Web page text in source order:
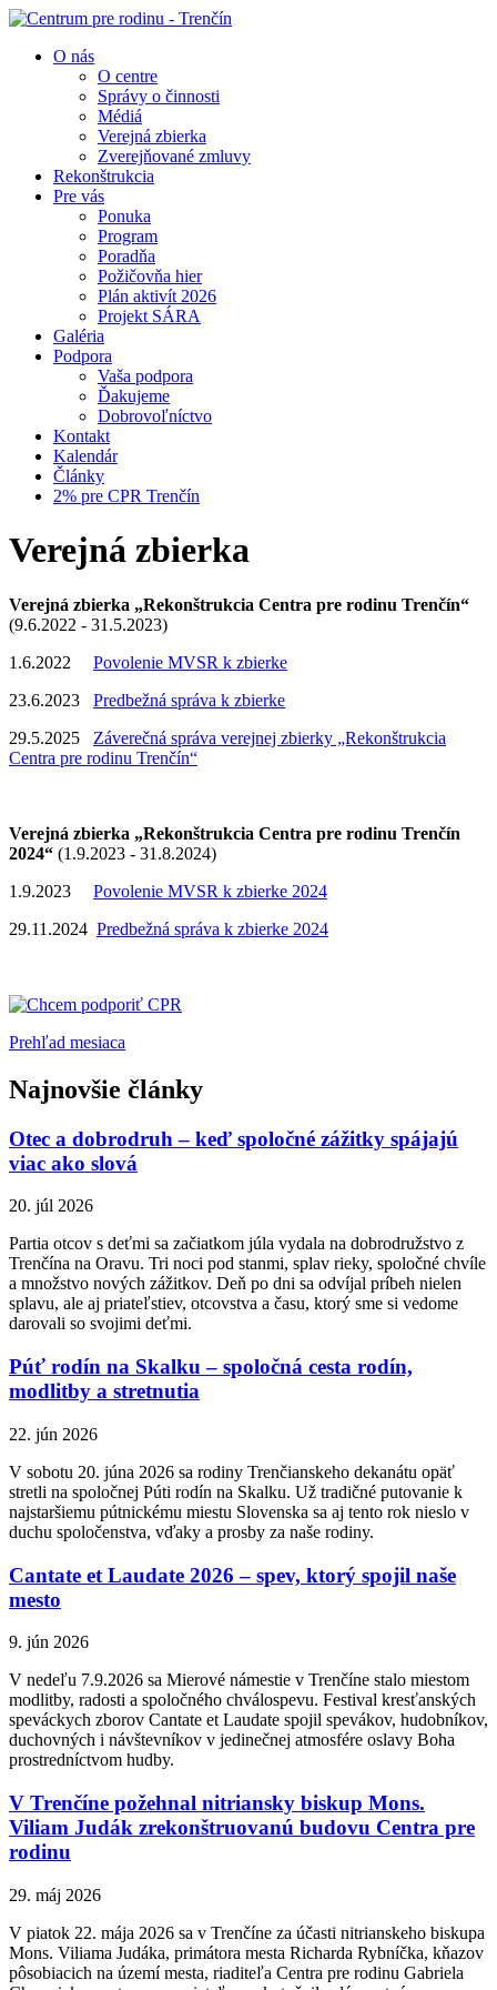
O nás
O centre
Správy o činnosti
Médiá
Verejná zbierka
Zverejňované zmluvy
Rekonštrukcia
Pre vás
Ponuka
Program
Poradňa
Požičovňa hier
Plán aktivít 2026
Projekt SÁRA
Galéria
Podpora
Vaša podpora
Ďakujeme
Dobrovoľníctvo
Kontakt
Kalendár
Články
2% pre CPR Trenčín
Verejná zbierka
Verejná zbierka „Rekonštrukcia Centra pre rodinu Trenčín“
(9.6.2022 - 31.5.2023)
1.6.2022 Povolenie MVSR k zbierke
23.6.2023 Predbežná správa k zbierke
29.5.2025 Záverečná správa verejnej zbierky „Rekonštrukcia
Centra pre rodinu Trenčín“
Verejná zbierka „Rekonštrukcia Centra pre rodinu Trenčín
2024“ (1.9.2023 - 31.8.2024)
1.9.2023 Povolenie MVSR k zbierke 2024
29.11.2024 Predbežná správa k zbierke 2024
Prehľad mesiaca
Najnovšie články
Otec a dobrodruh – keď spoločné zážitky spájajú
viac ako slová
20. júl 2026
Partia otcov s deťmi sa začiatkom júla vydala na dobrodružstvo z
Trenčína na Oravu. Tri noci pod stanmi, splav rieky, spoločné chvíle
a množstvo nových zážitkov. Deň po dni sa odvíjal príbeh nielen
splavu, ale aj priateľstiev, otcovstva a času, ktorý sme si vedome
darovali so svojimi deťmi.
Púť rodín na Skalku – spoločná cesta rodín,
modlitby a stretnutia
22. jún 2026
V sobotu 20. júna 2026 sa rodiny Trenčianskeho dekanátu opäť
stretli na spoločnej Púti rodín na Skalku. Už tradičné putovanie k
najstaršiemu pútnickému miestu Slovenska sa aj tento rok nieslo v
duchu spoločenstva, vďaky a prosby za naše rodiny.
Cantate et Laudate 2026 – spev, ktorý spojil naše
mesto
9. jún 2026
V nedeľu 7.9.2026 sa Mierové námestie v Trenčíne stalo miestom
modlitby, radosti a spoločného chválospevu. Festival kresťanských
speváckych zborov Cantate et Laudate spojil spevákov, hudobníkov,
duchovných i návštevníkov v jedinečnej atmosfére oslavy Boha
prostredníctvom hudby.
V Trenčíne požehnal nitriansky biskup Mons.
Viliam Judák zrekonštruovanú budovu Centra pre
rodinu
29. máj 2026
V piatok 22. mája 2026 sa v Trenčíne za účasti nitrianskeho biskupa
Mons. Viliama Judáka, primátora mesta Richarda Rybníčka, kňazov
pôsobiacich na území mesta, riaditeľa Centra pre rodinu Gabriela